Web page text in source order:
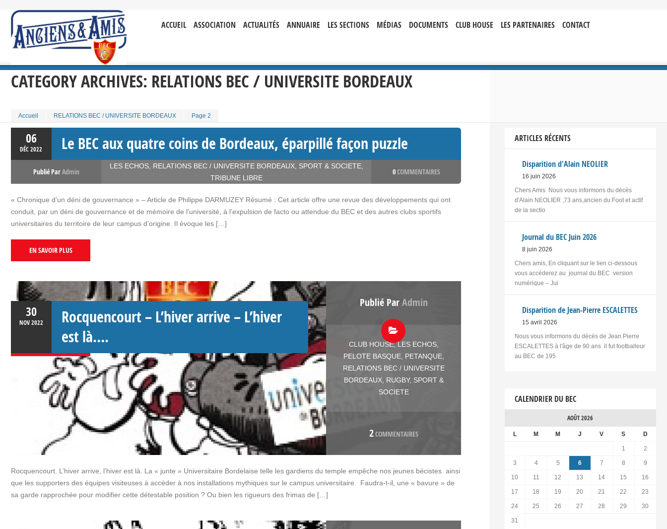
ACCUEIL ASSOCIATION ACTUALITÉS ANNUAIRE LES SECTIONS MÉDIAS DOCUMENTS CLUB HOUSE LES PARTENAIRES CONTACT
CATEGORY ARCHIVES: RELATIONS BEC / UNIVERSITE BORDEAUX
Accueil RELATIONS BEC / UNIVERSITE BORDEAUX Page 2
06
DÉC2022 Le BEC aux quatre coins de Bordeaux, éparpillé façon puzzle
Publié ParAdmin
LES ECHOS, RELATIONS BEC / UNIVERSITE BORDEAUX, SPORT & SOCIETE,
TRIBUNE LIBRE
0COMMENTAIRES
« Chronique d’un déni de gouvernance » – Article de Philippe DARMUZEY Résumé : Cet article offre une revue des développements qui ont
conduit, par un déni de gouvernance et de mémoire de l’université, à l’expulsion de facto ou attendue du BEC et des autres clubs sportifs
universitaires du territoire de leur campus d’origine. Il évoque les […]
EN SAVOIR PLUS
30
NOV2022
Rocquencourt – L’hiver arrive – L’hiver
est là….
Publié ParAdmin
CLUB HOUSE,LES ECHOS,
PELOTE BASQUE, PETANQUE,
RELATIONS BEC / UNIVERSITE
BORDEAUX, RUGBY, SPORT &
SOCIETE
2COMMENTAIRES
Rocquencourt. L’hiver arrive, l’hiver est là. La « junte » Universitaire Bordelaise telle les gardiens du temple empêche nos jeunes bécistes ainsi
que les supporters des équipes visiteuses à accéder à nos installations mythiques sur le campus universitaire. Faudra-t-il, une « bavure » de
sa garde rapprochée pour modifier cette détestable position ? Ou bien les rigueurs des frimas de […]
ARTICLES RÉCENTS
Disparition d'Alain NEOLIER
16 juin 2026
Chers Amis Nous vous informons du décès
d'Alain NEOLIER ,73 ans,ancien du Foot et actif
de la sectio
Journal du BEC Juin 2026
8 juin 2026
Chers amis, En cliquant sur le lien ci-dessous
vous accéderez au journal du BEC version
numérique – Jui
Disparition de Jean-Pierre ESCALETTES
15 avril 2026
Nous vous informons du décès de Jean Pierre
ESCALETTES à l'âge de 90 ans il fut footballeur
au BEC de 195
CALENDRIER DU BEC
AOÛT 2026
L M M J V S D
1 2
3 4 5 6 7 8 9
10 11 12 13 14 15 16
17 18 19 20 21 22 23
24 25 26 27 28 29 30
31